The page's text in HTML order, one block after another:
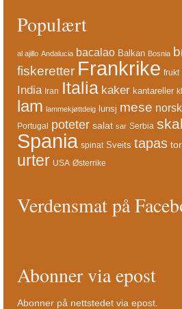
Populært
al ajillo Andalucia bacalao Balkan Bosnia
fiskeretter Frankrike frukt
India Iran Italia kaker kantareller
lam lammekjøttdeig lunsj mese
Portugal poteter salat sar Serbia
Spania spinat Sveits tapas
urter USA Østerrike
Verdensmat på
Abonner via epost
Abonner på nettstedet via epost.